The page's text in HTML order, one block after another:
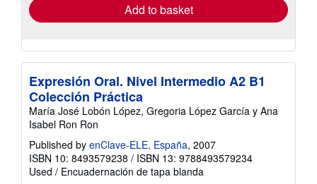
Add to basket
Expresión Oral. Nivel Intermedio A2 B1
Colección Práctica
María José Lobón López, Gregoria López García y Ana
Isabel Ron Ron
Published by enClave-ELE, España, 2007
ISBN 10: 8493579238 / ISBN 13: 9788493579234
Used / Encuadernación de tapa blanda